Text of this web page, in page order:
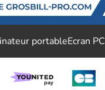
portableEcran PC